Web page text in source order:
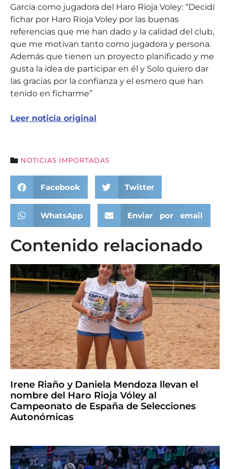
García como jugadora del Haro Rioja Voley: “Decidí
fichar por Haro Rioja Voley por las buenas
referencias que me han dado y la calidad del club,
que me motivan tanto como jugadora y persona.
Además que tienen un proyecto planificado y me
gusta la idea de participar en él y Solo quiero dar
las gracias por la confianza y el esmero que han
tenido en ficharme”
Leer noticia original
NOTICIAS IMPORTADAS
Facebook Twitter
WhatsApp Enviar por email
Contenido relacionado
Irene Riaño y Daniela Mendoza llevan el
nombre del Haro Rioja Vóley al
Campeonato de España de Selecciones
Autonómicas